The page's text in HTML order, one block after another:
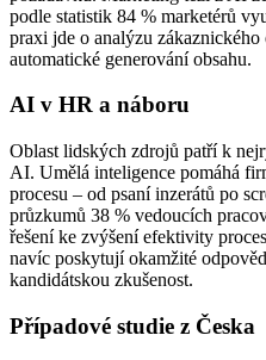
podle statistik 84 % marketérů
praxi jde o analýzu
automatické generování obsahu.
AI v HR a náboru
Oblast lidských zdrojů patří k
AI. Umělá inteligence pomáhá
procesu – od psaní inzerátů po
průzkumů 38 % vedoucích
řešení ke zvýšení efektivity
navíc poskytují okamžité
kandidátskou zkušenost.
Případové studie z Česka